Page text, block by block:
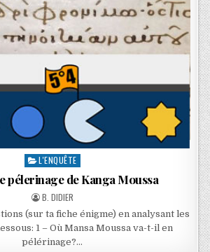
L'ENQUÊTE
pélerinage de Kanga Moussa
B. DIDIER
(sur ta fiche énigme) en analysant les
1 – Où Mansa Moussa va-t-il en
pélérinage?…